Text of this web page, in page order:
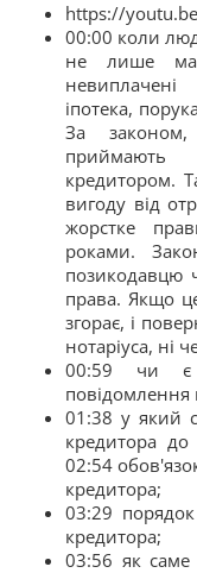
https://
00:00 коли
не лише
іпотека,
За
приймають
кредитором.
вигоду від
жорстке
роками.
позикодавцю
права. Якщо
згорає, і
нотаріуса, ні
00:59 чи є
повідомлення
01:38 у який
кредитора
02:54
кредитора;
03:29
кредитора;
03:56 як саме